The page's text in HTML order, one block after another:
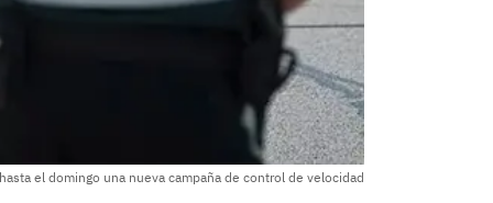
el domingo una nueva campaña de control de velocidad